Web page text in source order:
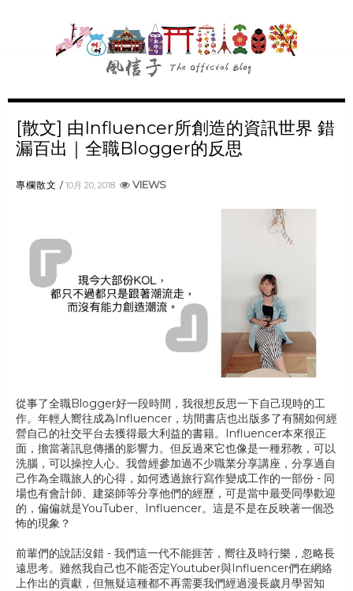
[散文] 由Influencer所創造的資訊世界 錯
漏百出｜全職Blogger的反思
專欄散文 10月 20, 2018 VIEWS
從事了全職Blogger好一段時間，我很想反思一下自己現時的工
作。年輕人嚮往成為Influencer，坊間書店也出版多了有關如何經
營自己的社交平台去獲得最大利益的書籍。Influencer本來很正
面，擔當著訊息傳播的影響力。但反過來它也像是一種邪教，可以
洗腦，可以操控人心。我曾經參加過不少職業分享講座，分享過自
己作為全職旅人的心得，如何透過旅行寫作變成工作的一部份 - 同
場也有會計師、建築師等分享他們的經歷，可是當中最受同學歡迎
的，偏偏就是YouTuber、Influencer。這是不是在反映著一個恐
怖的現象？
前輩們的說話沒錯 - 我們這一代不能捱苦，嚮往及時行樂，忽略長
遠思考。雖然我自己也不能否定Youtuber與Influencer們在網絡
上作出的貢獻，但無疑這種都不再需要我們經過漫長歲月學習知